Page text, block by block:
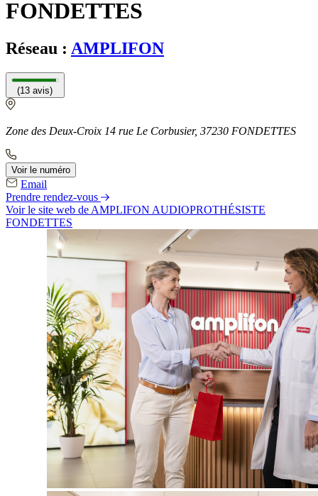
FONDETTES
Réseau : AMPLIFON
(13 avis)
Zone des Deux-Croix 14 rue Le Corbusier, 37230 FONDETTES
Voir le numéro
Email
Prendre rendez-vous
Voir le site web de AMPLIFON AUDIOPROTHÉSISTE
FONDETTES